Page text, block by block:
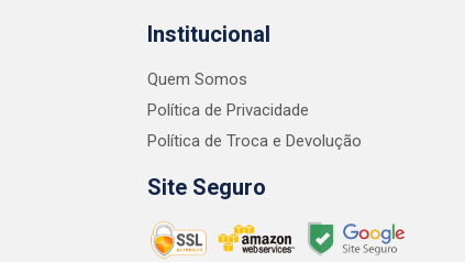
Institucional
Quem Somos
Política de Privacidade
Política de Troca e Devolução
Site Seguro